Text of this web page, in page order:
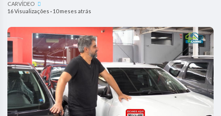
CARVÍDEO
16 Visualizações · 10 meses atrás